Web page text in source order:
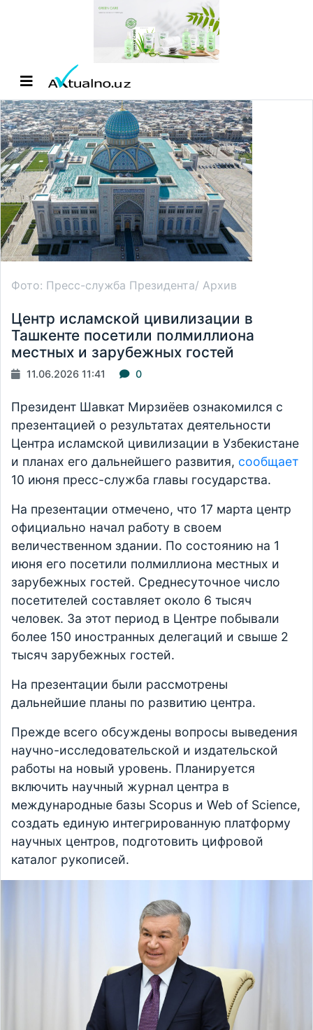
Фото: Пресс-служба Президента/ Архив
Центр исламской цивилизации в
Ташкенте посетили полмиллиона
местных и зарубежных гостей
11.06.2026 11:41 0
Президент Шавкат Мирзиёев ознакомился с
презентацией о результатах деятельности
Центра исламской цивилизации в Узбекистане
и планах его дальнейшего развития, сообщает
10 июня пресс-служба главы государства.
На презентации отмечено, что 17 марта центр
официально начал работу в своем
величественном здании. По состоянию на 1
июня его посетили полмиллиона местных и
зарубежных гостей. Среднесуточное число
посетителей составляет около 6 тысяч
человек. За этот период в Центре побывали
более 150 иностранных делегаций и свыше 2
тысяч зарубежных гостей.
На презентации были рассмотрены
дальнейшие планы по развитию центра.
Прежде всего обсуждены вопросы выведения
научно-исследовательской и издательской
работы на новый уровень. Планируется
включить научный журнал центра в
международные базы Scopus и Web of Science,
создать единую интегрированную платформу
научных центров, подготовить цифровой
каталог рукописей.